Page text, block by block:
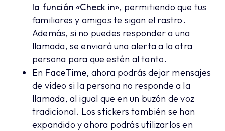
la función «Check in», permitiendo que tus
familiares y amigos te sigan el rastro.
Además, si no puedes responder a una
llamada, se enviará una alerta a la otra
persona para que estén al tanto.
En FaceTime, ahora podrás dejar mensajes
de vídeo si la persona no responde a la
llamada, al igual que en un buzón de voz
tradicional. Los stickers también se han
expandido y ahora podrás utilizarlos en